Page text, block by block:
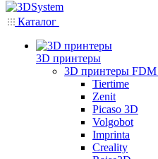
Каталог
3D принтеры
3D принтеры FDM
Tiertime
Zenit
Picaso 3D
Volgobot
Imprinta
Creality